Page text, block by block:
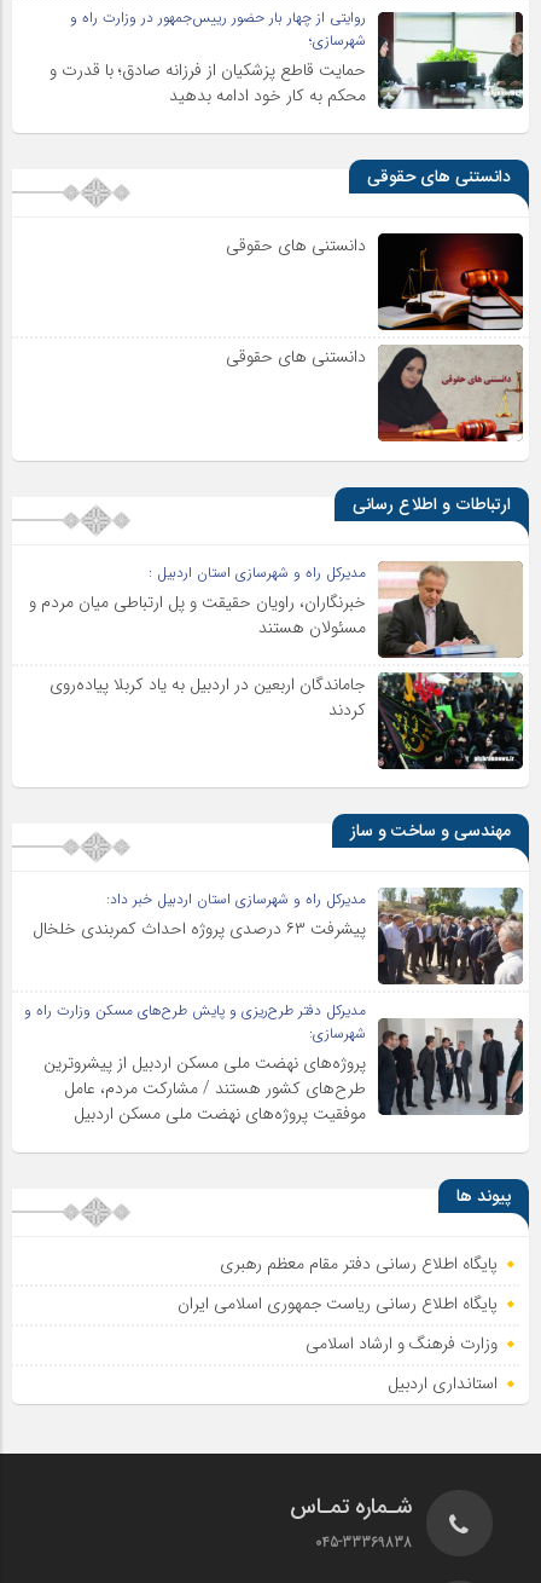
روایتی از چهار بار حضور رییس‌جمهور در وزارت راه و
شهرسازی؛
حمایت قاطع پزشکیان از فرزانه صادق؛ با قدرت و
محکم به کار خود ادامه بدهید
دانستنی های حقوقی
دانستنی های حقوقی
دانستنی های حقوقی
ارتباطات و اطلاع رسانی
مدیرکل راه و شهرسازی استان اردبیل :
خبرنگاران، راویان حقیقت و پل ارتباطی میان مردم و
مسئولان هستند
جاماندگان اربعین در اردبیل به یاد کربلا پیاده‌روی
کردند
مهندسی و ساخت و ساز
مدیرکل راه و شهرسازی استان اردبیل خبر داد:
پیشرفت ۶۳ درصدی پروژه احداث کمربندی خلخال
مدیرکل دفتر طرح‌ریزی و پایش طرح‌های مسکن وزارت راه و
شهرسازی:
پروژه‌های نهضت ملی مسکن اردبیل از پیشروترین
طرح‌های کشور هستند / مشارکت مردم، عامل
موفقیت پروژه‌های نهضت ملی مسکن اردبیل
پیوند ها
پایگاه اطلاع رسانی دفتر مقام معظم رهبری
پایگاه اطلاع‌ رسانی ریاست‌ جمهوری اسلامی ایران
وزارت فرهنگ و ارشاد اسلامی
استانداری اردبیل
شـماره تمـاس
045-33369838